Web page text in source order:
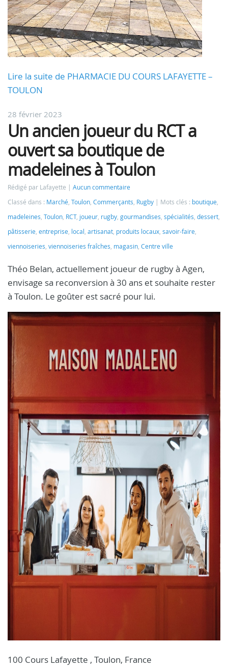
Lire la suite de PHARMACIE DU COURS LAFAYETTE –
TOULON
28 février 2023
Un ancien joueur du RCT a
ouvert sa boutique de
madeleines à Toulon
Rédigé par Lafayette
Aucun commentaire
Classé dans : Marché, Toulon, Commerçants, Rugby Mots clés : boutique,
madeleines, Toulon, RCT, joueur, rugby, gourmandises, spécialités, dessert,
pâtisserie, entreprise, local , artisanat, produits locaux, savoir-faire,
viennoiseries, viennoiseries fraîches, magasin, Centre ville
Théo Belan, actuellement joueur de rugby à Agen,
envisage sa reconversion à 30 ans et souhaite rester
à Toulon. Le goûter est sacré pour lui.
100 Cours Lafayette , Toulon, France